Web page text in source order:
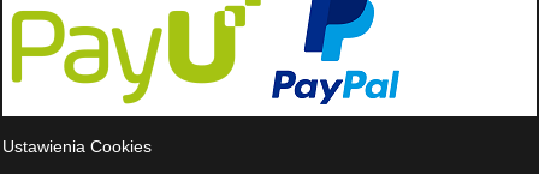
Ustawienia Cookies